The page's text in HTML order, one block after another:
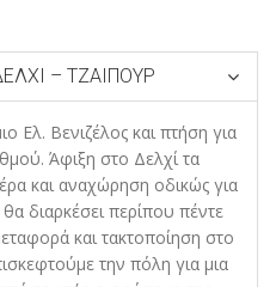
– ΤΖΑΙΠΟΥΡ
Ελ. Βενιζέλος και πτήση για
Άφιξη στο Δελχί τα
και αναχώρηση οδικώς για
διαρκέσει περίπου πέντε
και τακτοποίηση στο
την πόλη για μια